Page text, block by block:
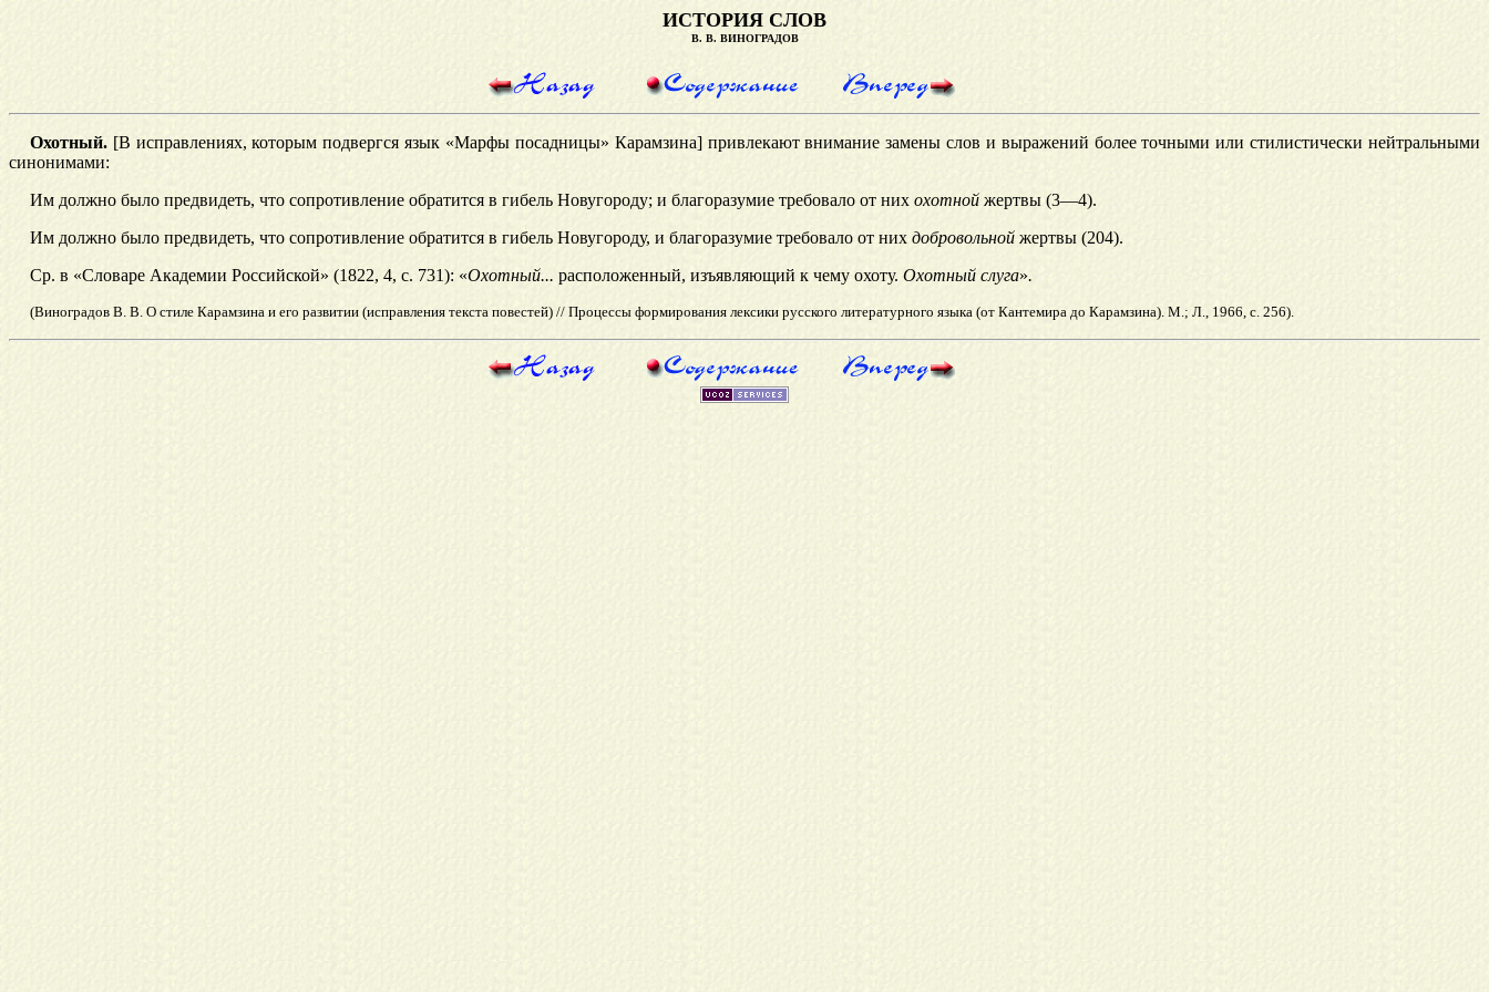
ИСТОРИЯ СЛОВ
В. В. ВИНОГРАДОВ
Охотный.[В исправлениях, которым подвергся язык «Марфы посадницы» Карамзина] привлекают внимание замены слов и выражений более точными или стилистически нейтральными
синонимами:
Им должно было предвидеть, что сопротивление обратится в гибель Новугороду; и благоразумие требовало от них охотнойжертвы (3—4).
Им должно было предвидеть, что сопротивление обратится в гибель Новугороду, и благоразумие требовало от них добровольнойжертвы (204).
Ср. в «Словаре Академии Российской» (1822, 4, с. 731): «Охотный... расположенный, изъявляющий к чему охоту. Охотный слуга».
(Виноградов В. В. О стиле Карамзина и его развитии (исправления текста повестей) // Процессы формирования лексики русского литературного языка (от Кантемира до Карамзина). М.; Л., 1966, с. 256).